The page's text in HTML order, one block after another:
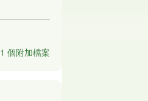
1 個附加檔案